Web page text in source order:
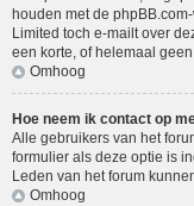
houden met de
Limited toch e-mailt over
een korte, of helemaal
Omhoog
Hoe neem ik contact op
Alle gebruikers van het
formulier als deze optie is
Leden van het forum
Omhoog